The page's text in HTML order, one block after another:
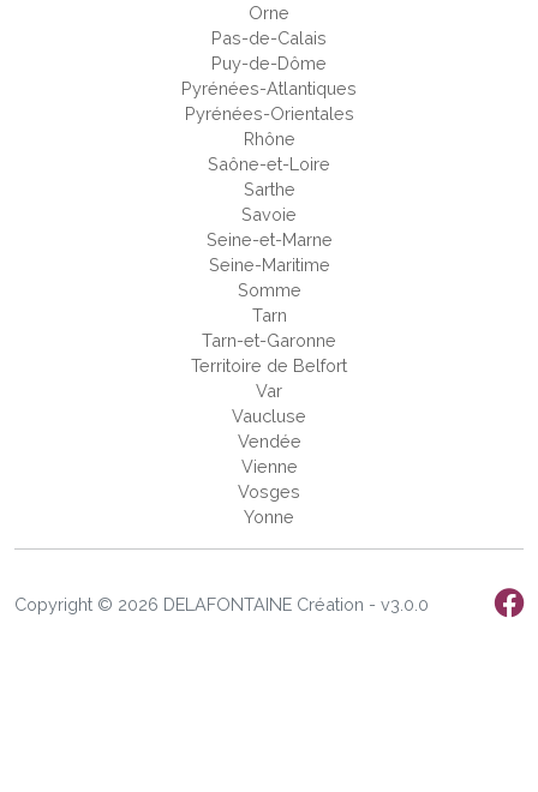
Orne
Pas-de-Calais
Puy-de-Dôme
Pyrénées-Atlantiques
Pyrénées-Orientales
Rhône
Saône-et-Loire
Sarthe
Savoie
Seine-et-Marne
Seine-Maritime
Somme
Tarn
Tarn-et-Garonne
Territoire de Belfort
Var
Vaucluse
Vendée
Vienne
Vosges
Yonne
Copyright © 2026 DELAFONTAINE Création - v3.0.0